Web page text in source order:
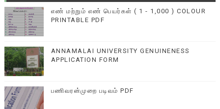
எண் மற்றும் எண் பெயர்கள் ( 1 - 1,000 ) COLOUR
PRINTABLE PDF
ANNAMALAI UNIVERSITY GENUINENESS
APPLICATION FORM
பணிவரன்முறை படிவம் PDF